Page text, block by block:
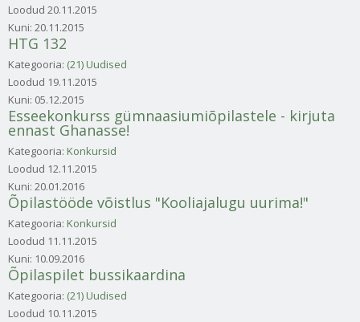
Loodud 20.11.2015
Kuni: 20.11.2015
HTG 132
Kategooria: (21) Uudised
Loodud 19.11.2015
Kuni: 05.12.2015
Esseekonkurss gümnaasiumiõpilastele - kirjuta
ennast Ghanasse!
Kategooria: Konkursid
Loodud 12.11.2015
Kuni: 20.01.2016
Õpilastööde võistlus "Kooliajalugu uurima!"
Kategooria: Konkursid
Loodud 11.11.2015
Kuni: 10.09.2016
Õpilaspilet bussikaardina
Kategooria: (21) Uudised
Loodud 10.11.2015